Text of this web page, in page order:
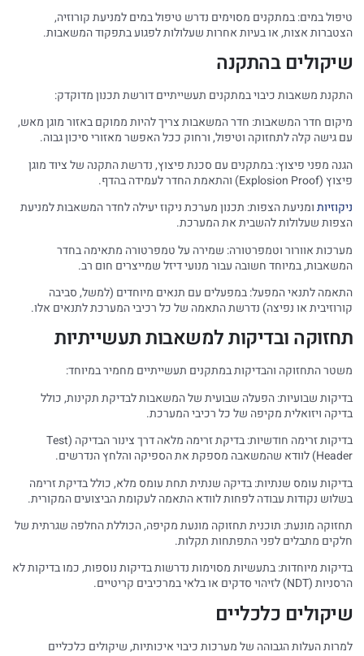
טיפול במים: במתקנים מסוימים נדרש טיפול במים למניעת קורוזיה,
הצטברות אצות, או בעיות אחרות שעלולות לפגוע בתפקוד המשאבות.
שיקולים בהתקנה
התקנת משאבות כיבוי במתקנים תעשייתיים דורשת תכנון מדוקדק:
מיקום חדר המשאבות: חדר המשאבות צריך להיות ממוקם באזור מוגן מאש,
עם גישה קלה לתחזוקה וטיפול, ורחוק ככל האפשר מאזורי סיכון גבוה.
הגנה מפני פיצוץ: במתקנים עם סכנת פיצוץ, נדרשת התקנה של ציוד מוגן
פיצוץ (Explosion Proof) והתאמת החדר לעמידה בהדף.
ניקוזיותומניעת הצפות: תכנון מערכת ניקוז יעילה לחדר המשאבות למניעת
הצפות שעלולות להשבית את המערכת.
מערכות אוורור וטמפרטורה: שמירה על טמפרטורה מתאימה בחדר
המשאבות, במיוחד חשובה עבור מנועי דיזל שמייצרים חום רב.
התאמה לתנאי המפעל: במפעלים עם תנאים מיוחדים (למשל, סביבה
קורוזיבית או נפיצה) נדרשת התאמה של כל רכיבי המערכת לתנאים אלו.
תחזוקה ובדיקות למשאבות תעשייתיות
משטר התחזוקה והבדיקות במתקנים תעשייתיים מחמיר במיוחד:
בדיקות שבועיות: הפעלה שבועית של המשאבות לבדיקת תקינות, כולל
בדיקה ויזואלית מקיפה של כל רכיבי המערכת.
בדיקות זרימה חודשיות: בדיקת זרימה מלאה דרך צינור הבדיקה (Test
Header) לוודא שהמשאבה מספקת את הספיקה והלחץ הנדרשים.
בדיקות עומס שנתיות: בדיקה שנתית תחת עומס מלא, כולל בדיקת זרימה
בשלוש נקודות עבודה לפחות לוודא התאמה לעקומת הביצועים המקורית.
תחזוקה מונעת: תוכנית תחזוקה מונעת מקיפה, הכוללת החלפה שגרתית של
חלקים מתבלים לפני התפתחות תקלות.
בדיקות מיוחדות: בתעשיות מסוימות נדרשות בדיקות נוספות, כמו בדיקות לא
הרסניות (NDT) לזיהוי סדקים או בלאי במרכיבים קריטיים.
שיקולים כלכליים
למרות העלות הגבוהה של מערכות כיבוי איכותיות, שיקולים כלכליים